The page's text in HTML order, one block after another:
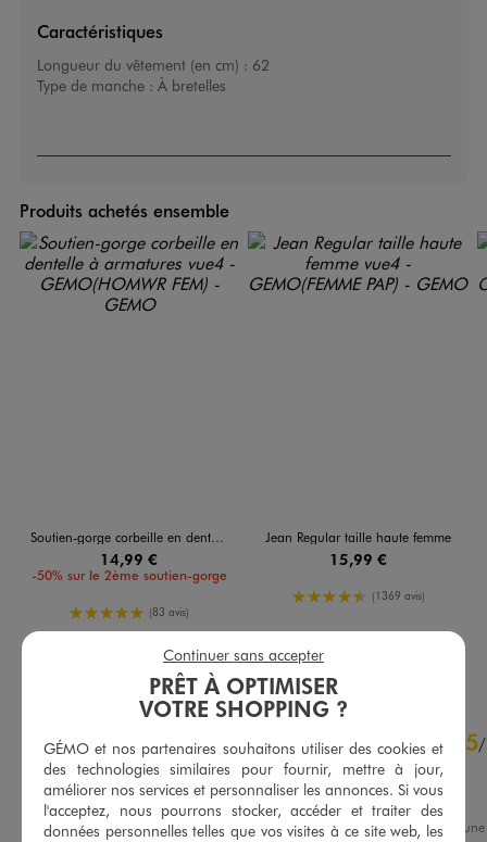
Caractéristiques
Longueur du vêtement (en cm) : 62
Type de manche : À bretelles
Produits achetés ensemble
Soutien-gorge corbeille en dentelle à armatures
14,99 €
-50% sur le 2ème soutien-gorge
5/5 de moyenne
(83 avis)
AU PANIER
Jean Regular taille haute femme
15,99 €
4.5/5 de moyenne
(1369 avis)
4.6/5 5/
Avis vérifié et récompensé
Parfait
Avis du09/08/2026 , suite à
PRÊT À OPTIMISER
VOTRE SHOPPING ?
GÉMO et nos partenaires souhaitons utiliser des cookies et
des technologies similaires pour fournir, mettre à jour,
améliorer nos services et personnaliser les annonces. Si vous
l'acceptez, nous pourrons stocker, accéder et traiter des
données personnelles telles que vos visites à ce site web, les
Continuer sans accepter